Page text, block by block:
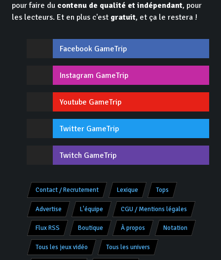
pour faire du contenu de qualité et indépendant, pour
les lecteurs. Et en plus c'est gratuit, et ça le restera !
Facebook GameTrip
Instagram GameTrip
Youtube GameTrip
Twitter GameTrip
Twitch GameTrip
Contact / Recrutement Lexique Tops
Advertise L'équipe CGU / Mentions légales
Flux RSS Boutique À propos Notation
Tous les jeux vidéo Tous les univers